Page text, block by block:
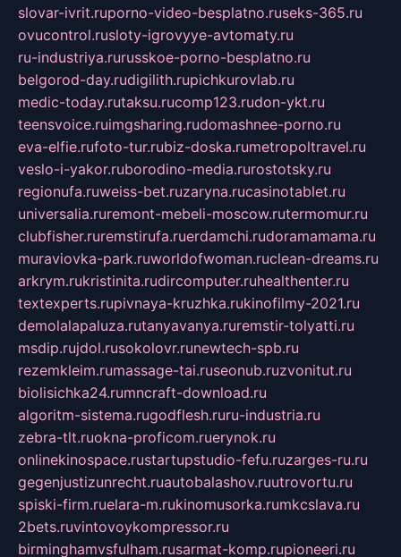
slovar-ivrit.ruporno-video-besplatno.ruseks-365.ru
ovucontrol.rusloty-igrovyye-avtomaty.ru
ru-industriya.rurusskoe-porno-besplatno.ru
belgorod-day.rudigilith.rupichkurovlab.ru
medic-today.rutaksu.rucomp123.rudon-ykt.ru
teensvoice.ruimgsharing.rudomashnee-porno.ru
eva-elfie.rufoto-tur.rubiz-doska.rumetropoltravel.ru
veslo-i-yakor.ruborodino-media.rurostotsky.ru
regionufa.ruweiss-bet.ruzaryna.rucasinotablet.ru
universalia.ruremont-mebeli-moscow.rutermomur.ru
clubfisher.ruremstirufa.ruerdamchi.rudoramamama.ru
muraviovka-park.ruworldofwoman.ruclean-dreams.ru
arkrym.rukristinita.rudircomputer.ruhealthenter.ru
textexperts.rupivnaya-kruzhka.rukinofilmy-2021.ru
demolalapaluza.rutanyavanya.ruremstir-tolyatti.ru
msdip.rujdol.rusokolovr.runewtech-spb.ru
rezemkleim.rumassage-tai.ruseonub.ruzvonitut.ru
biolisichka24.rumncraft-download.ru
algoritm-sistema.rugodflesh.ruru-industria.ru
zebra-tlt.ruokna-proficom.ruerynok.ru
onlinekinospace.rustartupstudio-fefu.ruzarges-ru.ru
gegenjustizunrecht.ruautobalashov.ruutrovortu.ru
spiski-firm.ruelara-m.rukinomusorka.rumkcslava.ru
2bets.ruvintovoykompressor.ru
birminghamvsfulham.rusarmat-komp.rupioneeri.ru